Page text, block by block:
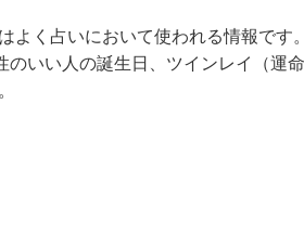
よく占いにおいて使われる情報です
のいい人の誕生日、ツインレイ（運命